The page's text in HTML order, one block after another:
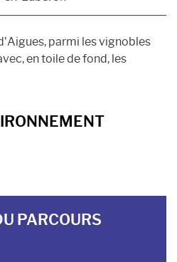
parmi les vignobles
en toile de fond, les
PARCOURS